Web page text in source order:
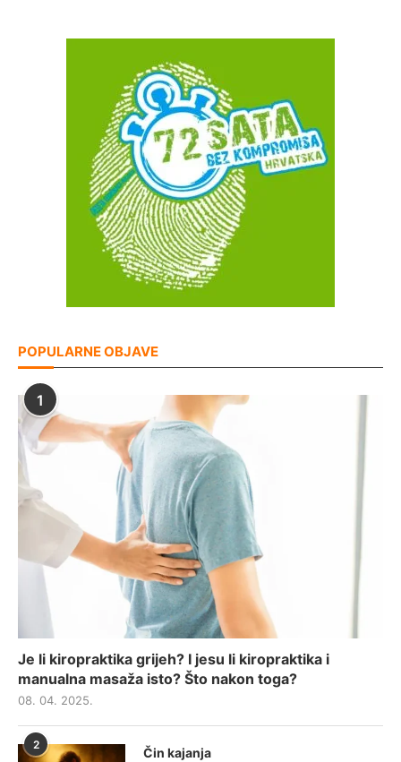
POPULARNE OBJAVE
1
Je li kiropraktika grijeh? I jesu li kiropraktika i
manualna masaža isto? Što nakon toga?
08. 04. 2025.
2
Čin kajanja